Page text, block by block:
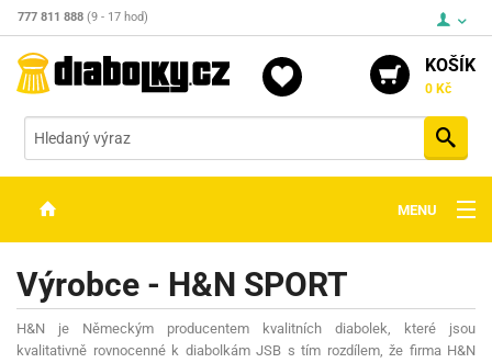
777 811 888 (9 - 17 hod)
KOŠÍK
0 Kč
MENU
OPTIKA
STŘELIVO
Výrobce - H&N SPORT
H&N je Německým producentem kvalitních diabolek, které jsou
kvalitativně rovnocenné k diabolkám JSB s tím rozdílem, že firma H&N